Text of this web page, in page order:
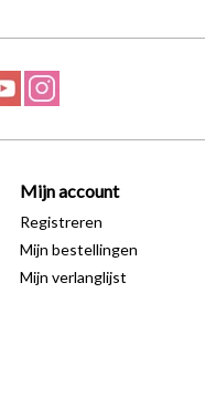
Mijn account
Registreren
Mijn bestellingen
Mijn verlanglijst